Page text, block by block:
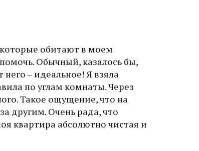
обитают в моем
Обычный, казалось бы,
– идеальное! Я взяла
по углам комнаты. Через
Такое ощущение, что на
другим. Очень рада, что
квартира абсолютно чистая и